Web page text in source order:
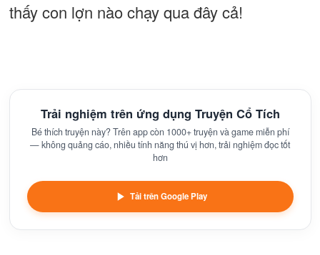
thấy con lợn nào chạy qua đây cả!
Trải nghiệm trên ứng dụng Truyện Cổ Tích
Bé thích truyện này? Trên app còn 1000+ truyện và game miễn phí
— không quảng cáo, nhiều tính năng thú vị hơn, trải nghiệm đọc tốt
hơn
Tải trên Google Play